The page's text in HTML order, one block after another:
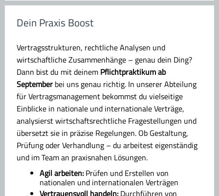
Dein Praxis Boost
Vertragsstrukturen, rechtliche Analysen und
wirtschaftliche Zusammenhänge – genau dein Ding?
Dann bist du mit deinem Pflichtpraktikum ab
September bei uns genau richtig. In unserer Abteilung
für Vertragsmanagement bekommst du vielseitige
Einblicke in nationale und internationale Verträge,
analysierst wirtschaftsrechtliche Fragestellungen und
übersetzt sie in präzise Regelungen. Ob Gestaltung,
Prüfung oder Verhandlung – du arbeitest eigenständig
und im Team an praxisnahen Lösungen.
Agil arbeiten: Prüfen und Erstellen von
nationalen und internationalen Verträgen
Vertrauensvoll handeln: Durchführen von